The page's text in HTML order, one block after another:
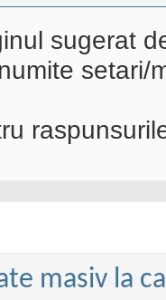
sugerat
setari/
masiv la